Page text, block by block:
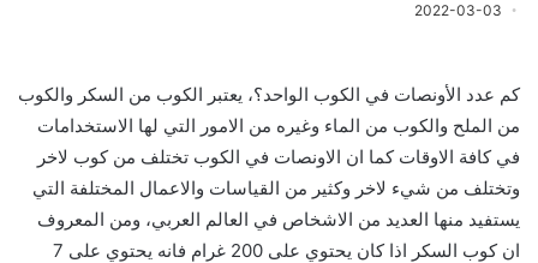
2022-03-03
كم عدد الأونصات في الكوب الواحد؟، يعتبر الكوب من السكر والكوب
من الملح والكوب من الماء وغيره من الامور التي لها الاستخدامات
في كافة الاوقات كما ان الاونصات في الكوب تختلف من كوب لاخر
وتختلف من شيء لاخر وكثير من القياسات والاعمال المختلفة التي
يستفيد منها العديد من الاشخاص في العالم العربي، ومن المعروف
ان كوب السكر اذا كان يحتوي على 200 غرام فانه يحتوي على 7